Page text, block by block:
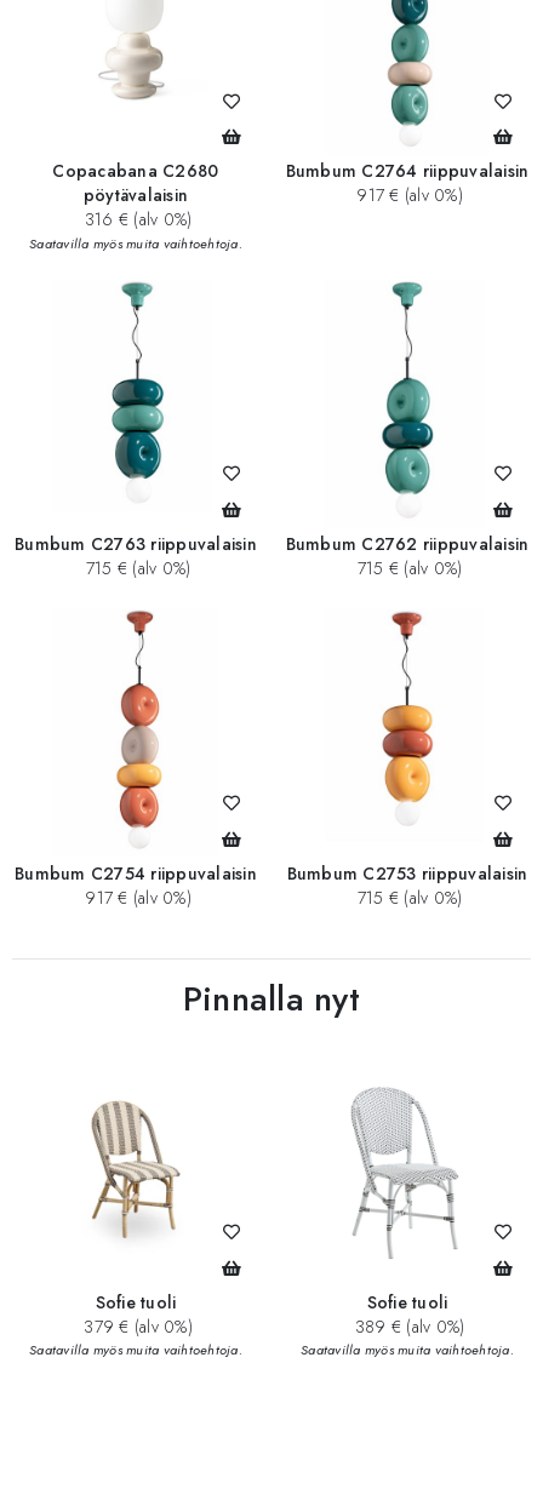
Copacabana C2680
pöytävalaisin
316 € (alv 0%)
Saatavilla myös muita vaihtoehtoja.
Bumbum C2764 riippuvalaisin
917 € (alv 0%)
Bumbum C2763 riippuvalaisin
715 € (alv 0%)
Bumbum C2762 riippuvalaisin
715 € (alv 0%)
Bumbum C2754 riippuvalaisin
917 € (alv 0%)
Bumbum C2753 riippuvalaisin
715 € (alv 0%)
Pinnalla nyt
Sofie tuoli
379 € (alv 0%)
Saatavilla myös muita vaihtoehtoja.
Sofie tuoli
389 € (alv 0%)
Saatavilla myös muita vaihtoehtoja.